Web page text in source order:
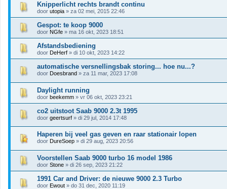
Knipperlicht rechts brandt continu
door utopia » za 02 mei, 2015 22:46
Gespot: te koop 9000
door NGfe » ma 16 okt, 2023 18:51
Afstandsbediening
door DeHerf » di 10 okt, 2023 14:22
automatische versnellingsbak storing... hoe nu...?
door Doesbrand » za 11 mar, 2023 17:08
Daylight running
door beekemm » vr 06 okt, 2023 23:21
co2 uitstoot Saab 9000 2.3t 1995
door geertsurf » di 29 jul, 2014 17:48
Haperen bij veel gas geven en raar stationair lopen
door DureSoep » di 29 aug, 2023 20:56
Voorstellen Saab 9000 turbo 16 model 1986
door Stone » di 26 sep, 2023 21:22
1991 Car and Driver: de nieuwe 9000 2.3 Turbo
door Ewout » do 31 dec, 2020 11:19